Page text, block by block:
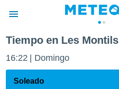
de
ha sido
Tiempo en Les Montils
16:22 Domingo
Soleado